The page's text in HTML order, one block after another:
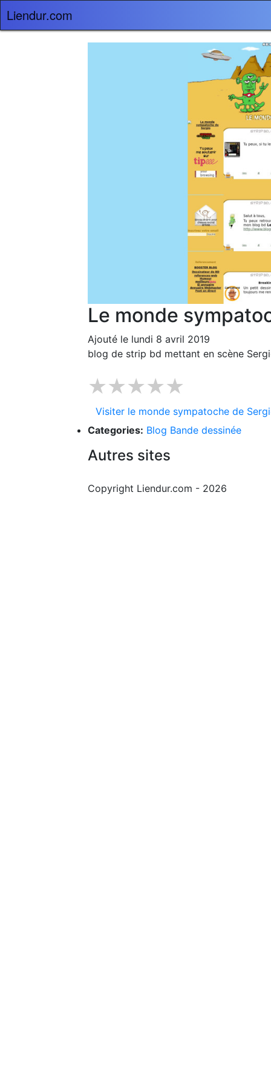
Liendur.com
Le monde
Ajouté le lundi 8 avril 2019
blog de strip bd mettant en scène
★★★★★
Visiter le monde sympatoche de
Categories: Blog Bande dessinée
Autres sites
Copyright Liendur.com - 2026